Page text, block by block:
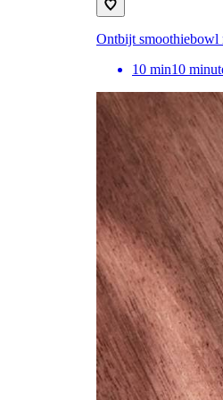
Ontbijt smoothiebowl
10 min10